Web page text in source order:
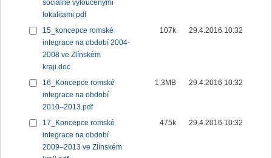
sociálně vyloučenými
lokalitami.pdf
15_koncepce romské
integrace na období 2004-
2008 ve Zlínském
kraji.doc
107k 29.4.2016 10:32
16_Koncepce romské
integrace na období
2010–2013.pdf
1,3MB 29.4.2016 10:32
17_Koncepce romské
integrace na období
2009–2013 ve Zlínském
475k 29.4.2016 10:32